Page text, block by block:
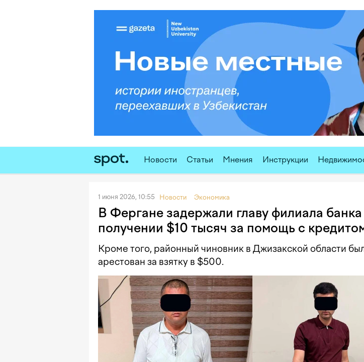
Новости Статьи Мнения Инструкции
1 июня 2026, 10:55 Новости Экономика
В Фергане задержали главу филиала
получении $10 тысяч за помощь с
Кроме того, районный чиновник в Джизакской области
арестован за взятку в $500.